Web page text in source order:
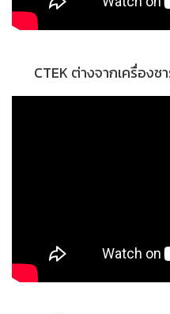
CTEK ต่างจากเครื่อง